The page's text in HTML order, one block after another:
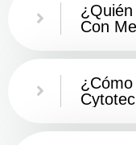
Con